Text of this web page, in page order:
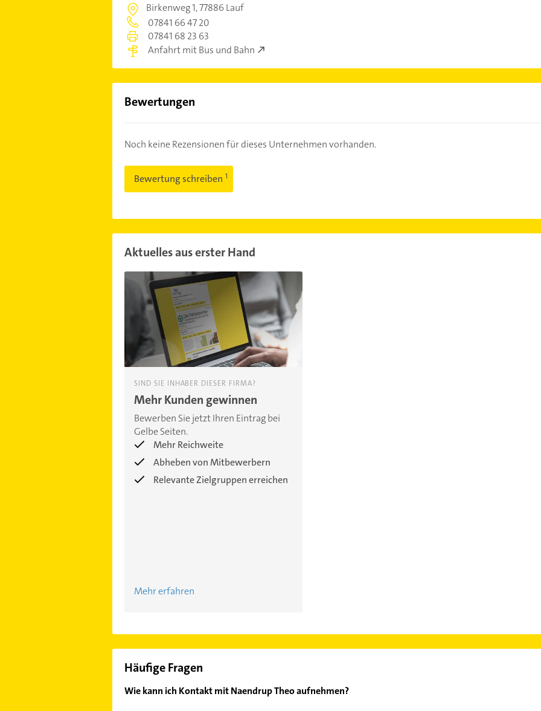
Birkenweg 1,77886 Lauf
07841 66 47 20
07841 68 23 63
Anfahrt mit Bus und Bahn
Bewertungen
Noch keine Rezensionen für dieses Unternehmen vorhanden.
Bewertung schreiben
Aktuelles aus erster Hand
SIND SIE INHABER DIESER FIRMA?
Mehr Kunden gewinnen
Bewerben Sie jetzt Ihren Eintrag bei
Gelbe Seiten.
Mehr Reichweite
Abheben von Mitbewerbern
Relevante Zielgruppen erreichen
Mehr erfahren
Häufige Fragen
Wie kann ich Kontakt mit Naendrup Theo aufnehmen?